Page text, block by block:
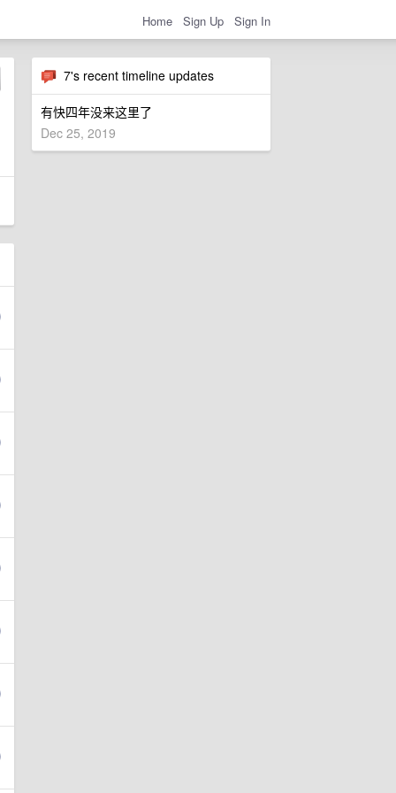
Home Sign Up Sign In
7's recent timeline updates
有快四年没来这里了
Dec 25, 2019